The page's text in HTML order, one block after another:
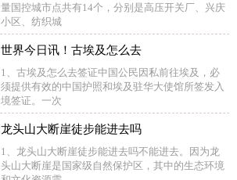
量国控城市点共有14个，分别是高压开关厂、兴庆
小区、纺织城
世界今日讯！古埃及怎么去
1、古埃及怎么去签证中国公民因私前往埃及，必
须提供有效的中国护照和埃及驻华大使馆所签发入
境签证。一次
龙头山大断崖徒步能进去吗
1、龙头山大断崖徒步能进去吗不能进去。因为龙
头山大断崖是国家级自然保护区，其中的生态环境